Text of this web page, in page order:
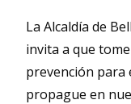
La Alcaldía de
invita a que
prevención para
propague en